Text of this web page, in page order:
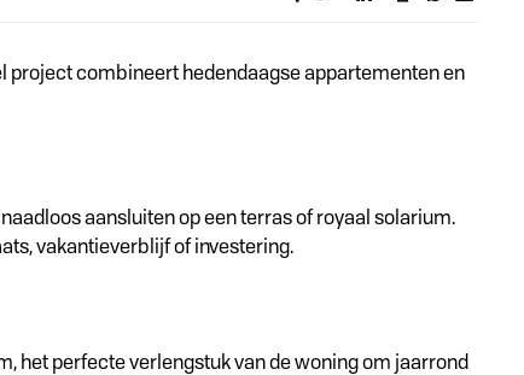
project combineert hedendaagse appartementen en
aansluiten op een terras of royaal solarium.
vakantieverblijf of investering.
het perfecte verlengstuk van de woning om jaarrond